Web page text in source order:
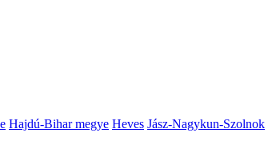
Hajdú-Bihar megye Heves Jász-Nagykun-Szolnok